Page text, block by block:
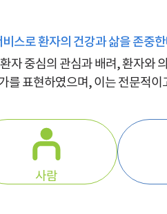
비스로환자의 건강과 삶을 존중
자 중심의 관심과 배려, 환자와
표현하였으며, 이는 전문적
사람